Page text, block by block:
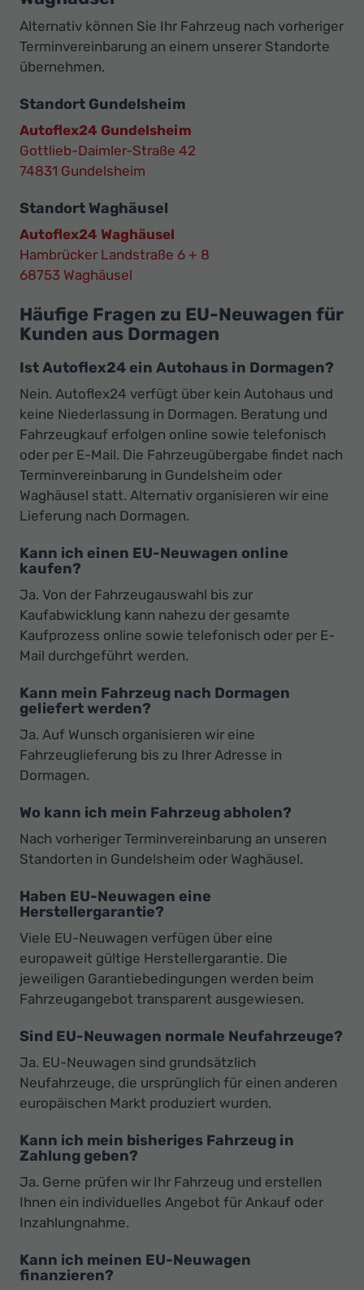
Alternativ können Sie Ihr Fahrzeug nach vorheriger
Terminvereinbarung an einem unserer Standorte
übernehmen.
Standort Gundelsheim
Autoflex24 Gundelsheim
Gottlieb-Daimler-Straße 42
74831 Gundelsheim
Standort Waghäusel
Autoflex24 Waghäusel
Hambrücker Landstraße 6 + 8
68753 Waghäusel
Häufige Fragen zu EU-Neuwagen für
Kunden aus Dormagen
Ist Autoflex24 ein Autohaus in Dormagen?
Nein. Autoflex24 verfügt über kein Autohaus und
keine Niederlassung in Dormagen. Beratung und
Fahrzeugkauf erfolgen online sowie telefonisch
oder per E-Mail. Die Fahrzeugübergabe findet nach
Terminvereinbarung in Gundelsheim oder
Waghäusel statt. Alternativ organisieren wir eine
Lieferung nach Dormagen.
Kann ich einen EU-Neuwagen online
kaufen?
Ja. Von der Fahrzeugauswahl bis zur
Kaufabwicklung kann nahezu der gesamte
Kaufprozess online sowie telefonisch oder per E-
Mail durchgeführt werden.
Kann mein Fahrzeug nach Dormagen
geliefert werden?
Ja. Auf Wunsch organisieren wir eine
Fahrzeuglieferung bis zu Ihrer Adresse in
Dormagen.
Wo kann ich mein Fahrzeug abholen?
Nach vorheriger Terminvereinbarung an unseren
Standorten in Gundelsheim oder Waghäusel.
Haben EU-Neuwagen eine
Herstellergarantie?
Viele EU-Neuwagen verfügen über eine
europaweit gültige Herstellergarantie. Die
jeweiligen Garantiebedingungen werden beim
Fahrzeugangebot transparent ausgewiesen.
Sind EU-Neuwagen normale Neufahrzeuge?
Ja. EU-Neuwagen sind grundsätzlich
Neufahrzeuge, die ursprünglich für einen anderen
europäischen Markt produziert wurden.
Kann ich mein bisheriges Fahrzeug in
Zahlung geben?
Ja. Gerne prüfen wir Ihr Fahrzeug und erstellen
Ihnen ein individuelles Angebot für Ankauf oder
Inzahlungnahme.
Kann ich meinen EU-Neuwagen
finanzieren?